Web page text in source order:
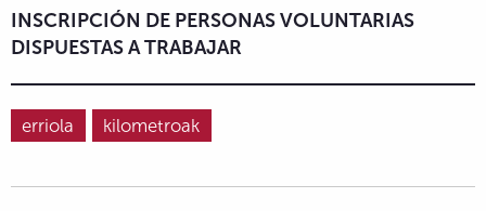
INSCRIPCIÓN DE PERSONAS VOLUNTARIAS
DISPUESTAS A TRABAJAR
erriola kilometroak